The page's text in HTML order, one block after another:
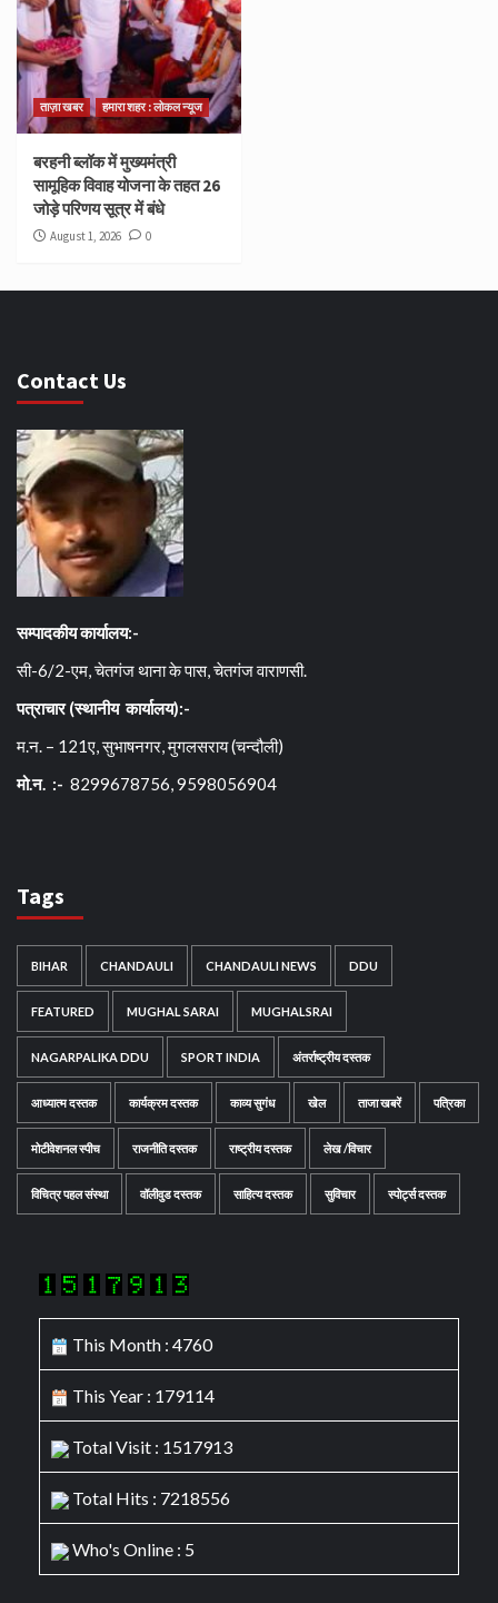
ताज़ा खबर हमारा शहर : लोकल न्यूज
बरहनी ब्लॉक में मुख्यमंत्री
सामूहिक विवाह योजना के तहत 26
जोड़े परिणय सूत्र में बंधे
August 1, 2026 0
Contact Us
सम्पादकीय कार्यालय:-
सी-6/2-एम, चेतगंज थाना के पास, चेतगंज वाराणसी.
पत्राचार (स्थानीय कार्यालय):-
म.न. – 121ए, सुभाषनगर, मुगलसराय (चन्दौली)
मो.न. :- 8299678756, 9598056904
Tags
BIHAR CHANDAULI CHANDAULI NEWS DDU
FEATURED MUGHAL SARAI MUGHALSRAI
NAGARPALIKA DDU SPORT INDIA अंतर्राष्ट्रीय दस्तक
आध्यात्म दस्तक कार्यक्रम दस्तक काव्य सुगंध खेल ताजा खबरें पत्रिका
मोटीवेशनल स्पीच राजनीति दस्तक राष्ट्रीय दस्तक लेख /विचार
विचित्र पहल संस्था वॉलीवुड दस्तक साहित्य दस्तक सुविचार स्पोर्ट्स दस्तक
This Month : 4760
This Year : 179114
Total Visit : 1517913
Total Hits : 7218556
Who's Online : 5